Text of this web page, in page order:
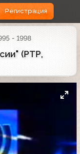
Регистрация
- 1998
(РТР,